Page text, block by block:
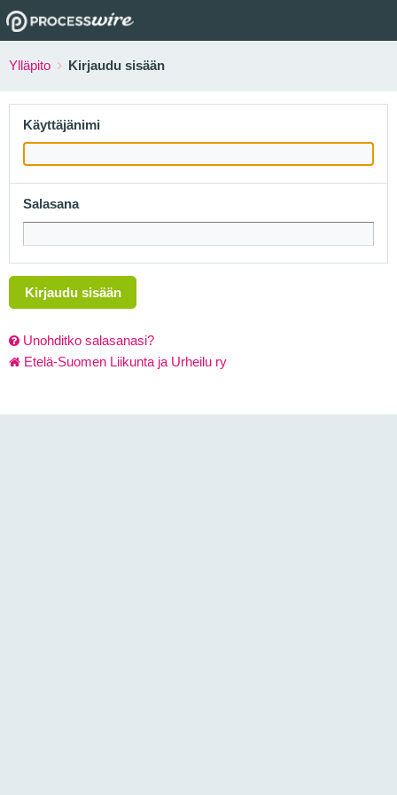
Ylläpito Kirjaudu sisään
Käyttäjänimi
Salasana
Kirjaudu sisään
Unohditko salasanasi?
Etelä-Suomen Liikunta ja Urheilu ry